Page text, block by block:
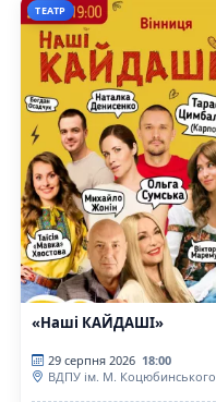
ТЕАТР
«Наші КАЙДАШІ»
29 серпня 2026 18:00
ВДПУ ім. М. Коцюбинського